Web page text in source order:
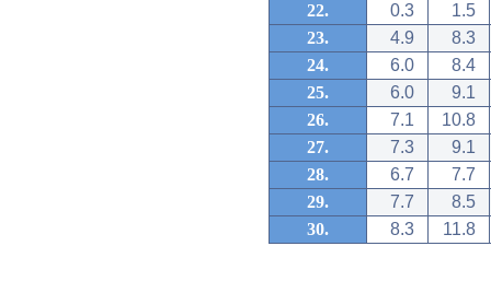
22.
0.3
1.5
23.
4.9
8.3
24.
6.0
8.4
25.
6.0
9.1
26.
7.1
10.8
27.
7.3
9.1
28.
6.7
7.7
29.
7.7
8.5
30.
8.3 11.8